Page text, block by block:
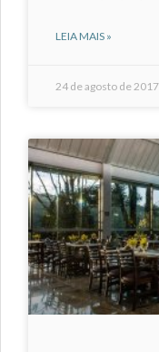
LEIA MAIS »
24 de agosto de 2017